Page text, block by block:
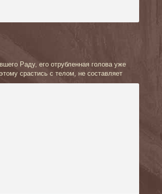
Раду, его отрубленная голова уже
срастись с телом, не составляет